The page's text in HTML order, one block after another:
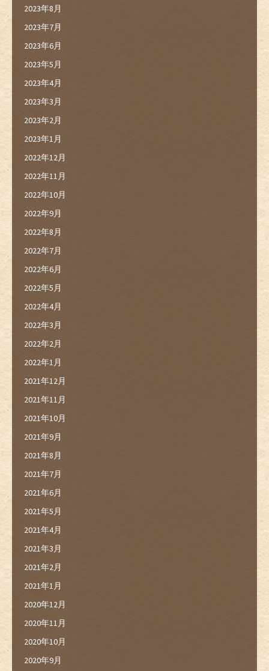
2023年8月
2023年7月
2023年6月
2023年5月
2023年4月
2023年3月
2023年2月
2023年1月
2022年12月
2022年11月
2022年10月
2022年9月
2022年8月
2022年7月
2022年6月
2022年5月
2022年4月
2022年3月
2022年2月
2022年1月
2021年12月
2021年11月
2021年10月
2021年9月
2021年8月
2021年7月
2021年6月
2021年5月
2021年4月
2021年3月
2021年2月
2021年1月
2020年12月
2020年11月
2020年10月
2020年9月